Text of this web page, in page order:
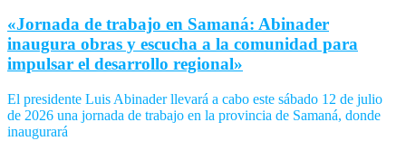
«Jornada de trabajo en Samaná: Abinader
inaugura obras y escucha a la comunidad para
impulsar el desarrollo regional»
El presidente Luis Abinader llevará a cabo este sábado 12 de julio
de 2026 una jornada de trabajo en la provincia de Samaná, donde
inaugurará